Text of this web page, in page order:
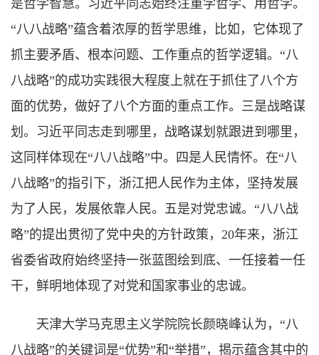
是哲学智慧。习近平同志始终注重学哲学、用哲学。
“八八战略”蕴含着浓厚的哲学思维，比如，它体现了
抓主要矛盾、根本问题、工作重点的哲学逻辑。“八
八战略”的成功实践很大程度上就在于抓住了八个方
面的优势，做好了八个方面的重点工作。三是战略谋
划。习近平同志走到哪里，战略谋划就跟进到哪里，
这同样体现在“八八战略”中。四是人民情怀。在“八
八战略”的指引下，浙江把人民作为主体，坚持发展
为了人民，发展依靠人民。五是对党忠诚。“八八战
略”的提出贯彻了党中央的方针政策，20年来，浙江
省委省政府始终坚持一张蓝图绘到底、一任接着一任
干，鲜明地体现了对党和国家事业的忠诚。
天津大学马克思主义学院院长颜晓峰认为，“八
八战略”的关键词是“优势”和“举措”，揭示蕴含其中的